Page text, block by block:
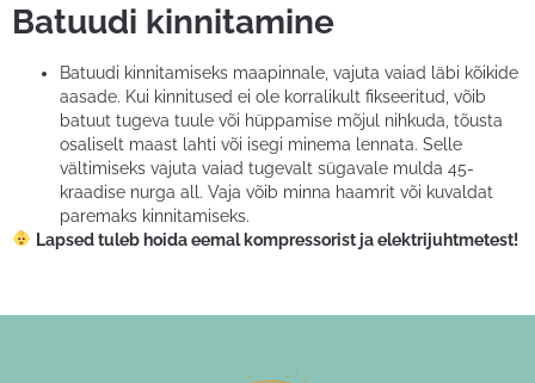
Batuudi kinnitamine
Batuudi kinnitamiseks maapinnale, vajuta vaiad läbi kõikide
aasade. Kui kinnitused ei ole korralikult fikseeritud, võib
batuut tugeva tuule või hüppamise mõjul nihkuda, tõusta
osaliselt maast lahti või isegi minema lennata. Selle
vältimiseks vajuta vaiad tugevalt sügavale mulda 45-
kraadise nurga all. Vaja võib minna haamrit või kuvaldat
paremaks kinnitamiseks.
Lapsed tuleb hoida eemal kompressorist ja elektrijuhtmetest!